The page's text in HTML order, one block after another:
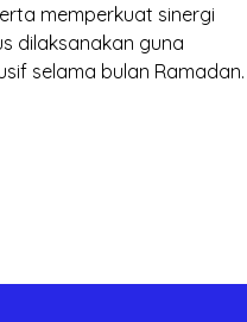
memperkuat sinergi
dilaksanakan guna
selama bulan Ramadan.